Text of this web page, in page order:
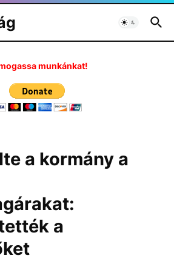
munkánkat!
a kormány a
a